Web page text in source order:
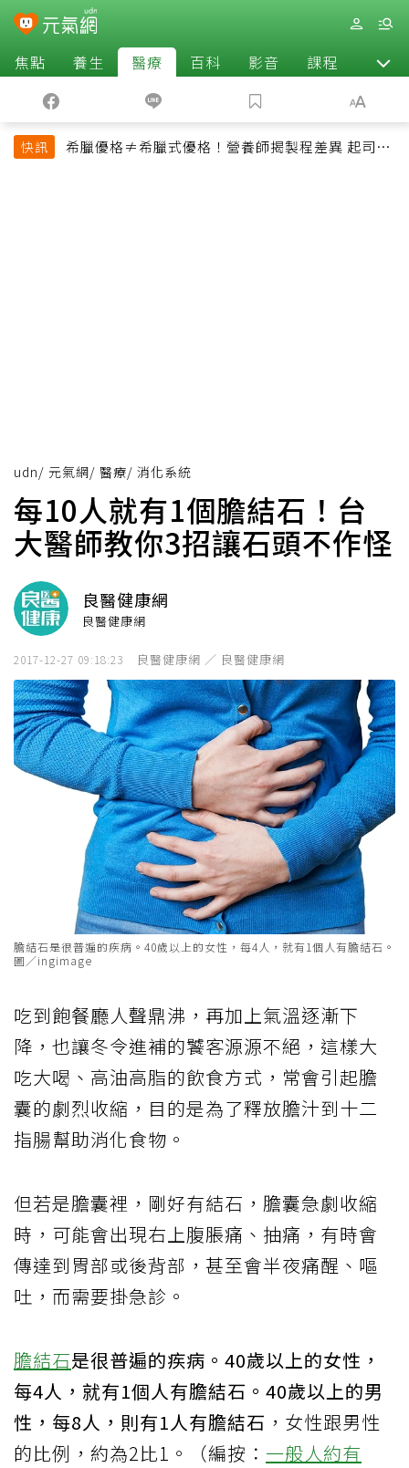
焦點 養生 醫療 百科 影音 課程 退休
快訊
希臘優格≠希臘式優格！營養師揭製程差異 起司片
udn/ 元氣網/ 醫療/ 消化系統
每10人就有1個膽結石！台
大醫師教你3招讓石頭不作怪
良醫健康網
良醫健康網
2017-12-27 09:18:23 良醫健康網 ／ 良醫健康網
膽結石是很普遍的疾病。40歲以上的女性，每4人，就有1個人有膽結石。
圖／ingimage
吃到飽餐廳人聲鼎沸，再加上氣溫逐漸下
降，也讓冬令進補的饕客源源不絕，這樣大
吃大喝、高油高脂的飲食方式，常會引起膽
囊的劇烈收縮，目的是為了釋放膽汁到十二
指腸幫助消化食物。
但若是膽囊裡，剛好有結石，膽囊急劇收縮
時，可能會出現右上腹脹痛、抽痛，有時會
傳達到胃部或後背部，甚至會半夜痛醒、嘔
吐，而需要掛急診。
膽結石是很普遍的疾病。40歲以上的女性，
每4人，就有1個人有膽結石。40歲以上的男
性，每8人，則有1人有膽結石 ，女性跟男性
的比例，約為2比1。（編按： 一般人約有